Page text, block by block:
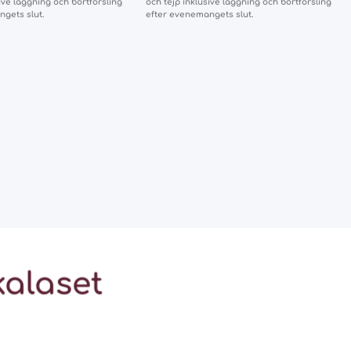
läggning och bortforsling
slut.
och tejp inklusive läggning och bortforsling
efter evenemangets slut.